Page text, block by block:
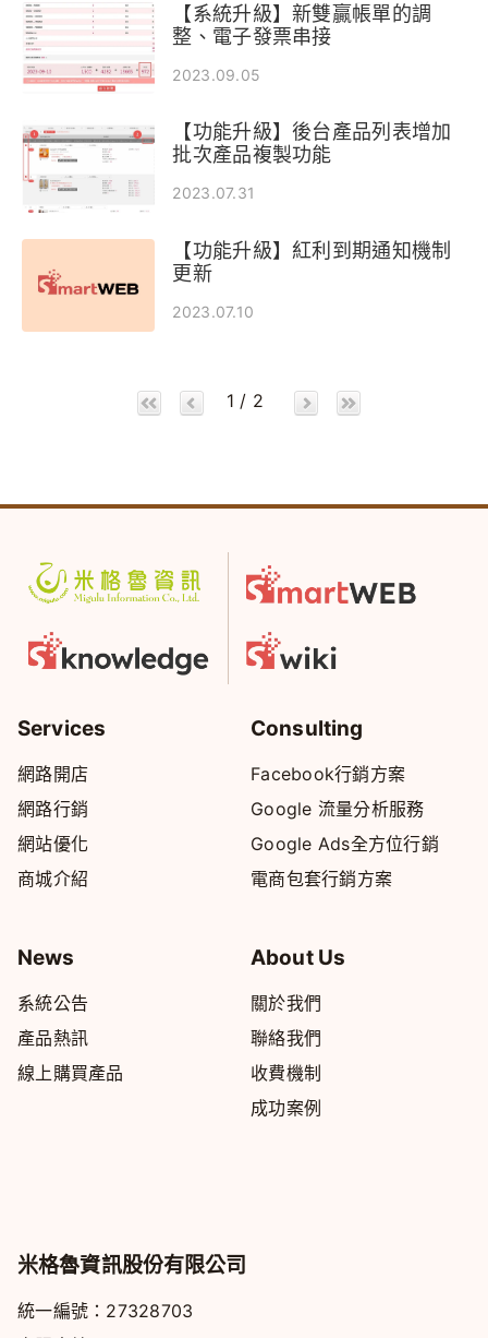
【系統升級】新雙贏帳單的調
整、電子發票串接
2023.09.05
【功能升級】後台產品列表增加
批次產品複製功能
2023.07.31
【功能升級】紅利到期通知機制
更新
2023.07.10
1 / 2
Services
網路開店
網路行銷
網站優化
商城介紹
Consulting
Facebook行銷方案
Google 流量分析服務
Google Ads全方位行銷
電商包套行銷方案
News
系統公告
產品熱訊
線上購買產品
About Us
關於我們
聯絡我們
收費機制
成功案例
米格魯資訊股份有限公司
統一編號：27328703